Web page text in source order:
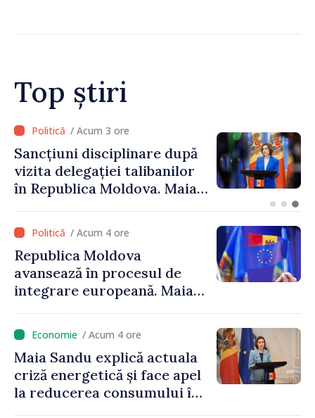
Top știri
/ Acum 2 ore
Adunarea Populară a
Găgăuziei trebuie să aibă un
mandat deplin. Președinta
libere și corecte””
/ Acum 4 ore
Republica Moldova
avansează în procesul de
integrare europeană. Maia
niciun stat”
/ Acum 4 ore
Maia Sandu explică actuala
criză energetică și face apel
la reducerea consumului în